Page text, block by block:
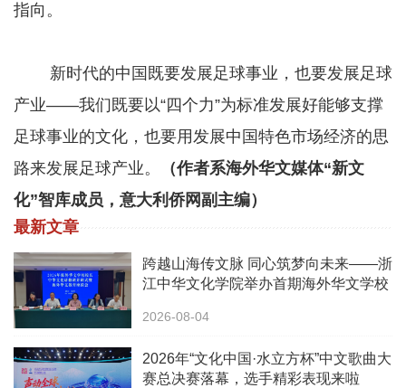
指向。
新时代的中国既要发展足球事业，也要发展足球
产业——我们既要以“四个力”为标准发展好能够支撑
足球事业的文化，也要用发展中国特色市场经济的思
路来发展足球产业。
（作者系海外华文媒体“新文
化”智库成员，意大利侨网副主编）
最新文章
跨越山海传文脉 同心筑梦向未来——浙
江中华文化学院举办首期海外华文学校
2026-08-04
2026年“文化中国·水立方杯”中文歌曲大
赛总决赛落幕，选手精彩表现来啦